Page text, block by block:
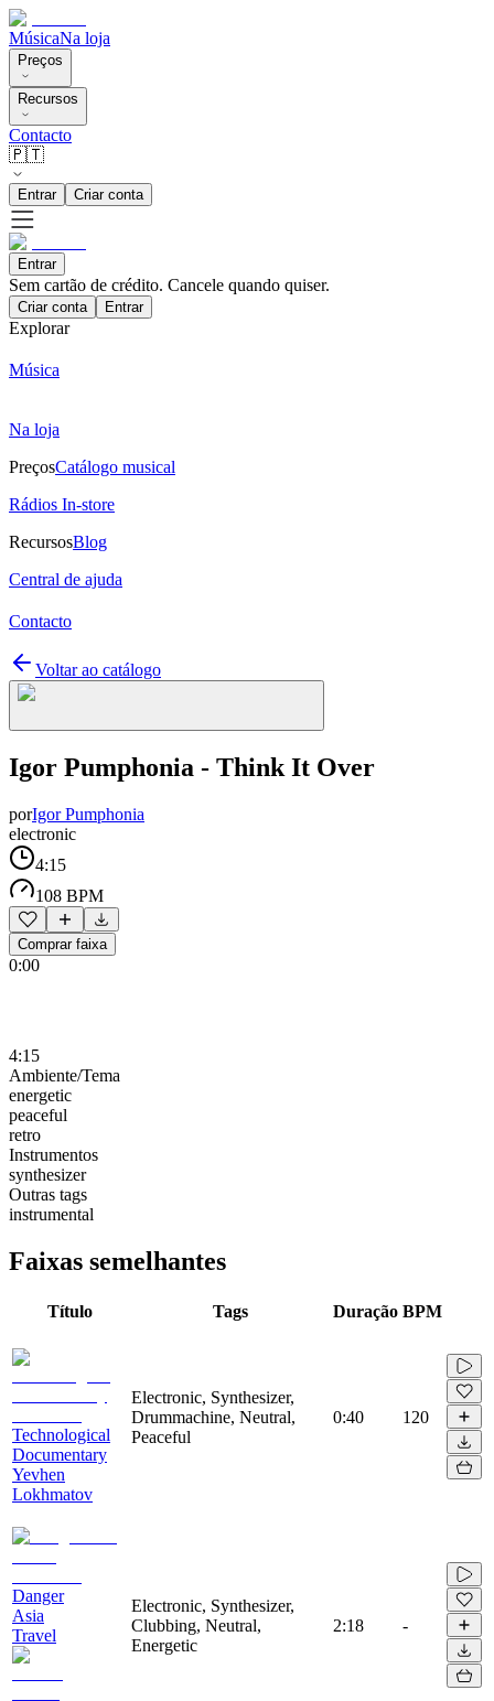
MúsicaNa loja
Preços
Recursos
Contacto
🇵🇹
Entrar Criar conta
Entrar
Sem cartão de crédito. Cancele quando quiser.
Criar conta Entrar
Explorar
Música
Na loja
PreçosCatálogo musical
Rádios In-store
RecursosBlog
Central de ajuda
Contacto
Voltar ao catálogo
Igor Pumphonia - Think It Over
porIgor Pumphonia
electronic
4:15
108 BPM
Comprar faixa
0:00
4:15
Ambiente/Tema
energetic
peaceful
retro
Instrumentos
synthesizer
Outras tags
instrumental
Faixas semelhantes
Título Tags Duração BPM
Technological
Documentary
Yevhen
Lokhmatov
Electronic, Synthesizer,
Drummachine, Neutral,
Peaceful
0:40 120
Danger
Asia
Travel
Electronic, Synthesizer,
Clubbing, Neutral,
Energetic
2:18 -